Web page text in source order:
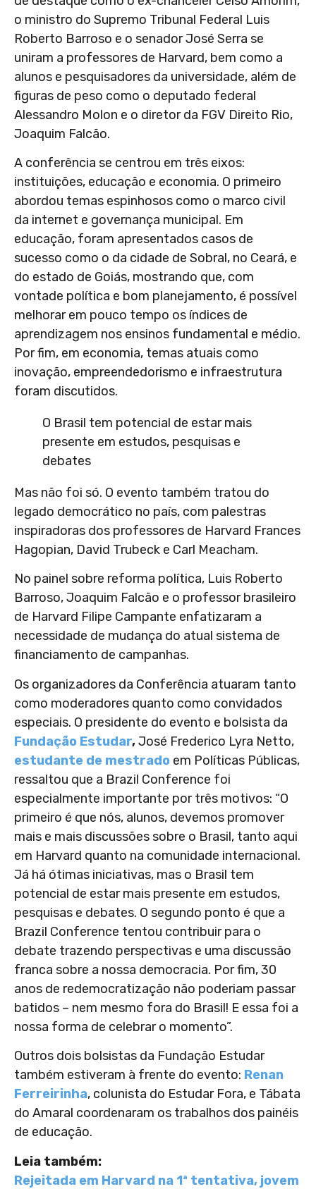
o ministro do Supremo Tribunal Federal Luis
Roberto Barroso e o senador José Serra se
uniram a professores de Harvard, bem como a
alunos e pesquisadores da universidade, além de
figuras de peso como o deputado federal
Alessandro Molon e o diretor da FGV Direito Rio,
Joaquim Falcão.
A conferência se centrou em três eixos:
instituições, educação e economia. O primeiro
abordou temas espinhosos como o marco civil
da internet e governança municipal. Em
educação, foram apresentados casos de
sucesso como o da cidade de Sobral, no Ceará, e
do estado de Goiás, mostrando que, com
vontade política e bom planejamento, é possível
melhorar em pouco tempo os índices de
aprendizagem nos ensinos fundamental e médio.
Por fim, em economia, temas atuais como
inovação, empreendedorismo e infraestrutura
foram discutidos.
O Brasil tem potencial de estar mais
presente em estudos, pesquisas e
debates
Mas não foi só. O evento também tratou do
legado democrático no país, com palestras
inspiradoras dos professores de Harvard Frances
Hagopian, David Trubeck e Carl Meacham.
No painel sobre reforma política, Luis Roberto
Barroso, Joaquim Falcão e o professor brasileiro
de Harvard Filipe Campante enfatizaram a
necessidade de mudança do atual sistema de
financiamento de campanhas.
Os organizadores da Conferência atuaram tanto
como moderadores quanto como convidados
especiais. O presidente do evento e bolsista da
Fundação Estudar,José Frederico Lyra Netto,
estudante de mestrado em Políticas Públicas,
ressaltou que a Brazil Conference foi
especialmente importante por três motivos: “O
primeiro é que nós, alunos, devemos promover
mais e mais discussões sobre o Brasil, tanto aqui
em Harvard quanto na comunidade internacional.
Já há ótimas iniciativas, mas o Brasil tem
potencial de estar mais presente em estudos,
pesquisas e debates. O segundo ponto é que a
Brazil Conference tentou contribuir para o
debate trazendo perspectivas e uma discussão
franca sobre a nossa democracia. Por fim, 30
anos de redemocratização não poderiam passar
batidos – nem mesmo fora do Brasil! E essa foi a
nossa forma de celebrar o momento”.
Outros dois bolsistas da Fundação Estudar
também estiveram à frente do evento: Renan
Ferreirinha, colunista do Estudar Fora, e Tábata
do Amaral coordenaram os trabalhos dos painéis
de educação.
Leia também:
Rejeitada em Harvard na 1ª tentativa, jovem